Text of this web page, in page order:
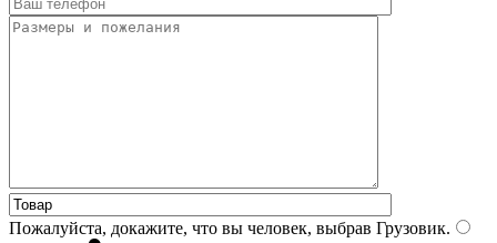
Пожалуйста, докажите, что вы человек, выбрав Грузовик.